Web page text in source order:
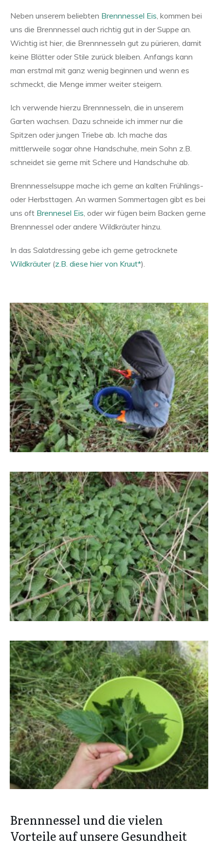
Neben unserem beliebten Brennnessel Eis , kommen bei
uns die Brennnessel auch richtig gut in der Suppe an.
Wichtig ist hier, die Brennnesseln gut zu pürieren, damit
keine Blätter oder Stile zurück bleiben. Anfangs kann
man erstmal mit ganz wenig beginnen und wenn es
schmeckt, die Menge immer weiter steigern.
Ich verwende hierzu Brennnesseln, die in unserem
Garten wachsen. Dazu schneide ich immer nur die
Spitzen oder jungen Triebe ab. Ich mache das
mittlerweile sogar ohne Handschuhe, mein Sohn z.B.
schneidet sie gerne mit Schere und Handschuhe ab.
Brennnesselsuppe mache ich gerne an kalten Frühlings-
oder Herbsttagen. An warmen Sommertagen gibt es bei
uns oft Brennesel Eis , oder wir fügen beim Backen gerne
Brennnessel oder andere Wildkräuter hinzu.
In das Salatdressing gebe ich gerne getrocknete
Wildkräuter(z.B. diese hier von Kruut*).
Brennnessel und die vielen
Vorteile auf unsere Gesundheit